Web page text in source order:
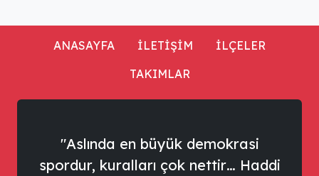
ANASAYFA İLETİŞİM
İLÇELER
TAKIMLAR
"Aslında en büyük demokrasi
spordur, kuralları çok nettir… Haddi